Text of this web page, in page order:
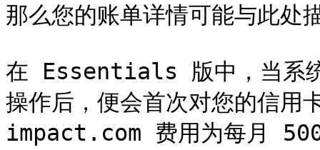
那么您的账单详情可能与此处
在 Essentials 版中，当系统
操作后，便会首次对您的信用
impact.com 费用为每月